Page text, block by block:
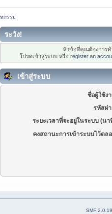
กรรม
ระวัง!
หัวข้อที่คุณต้องการ
โปรดเข้าสู่ระบบ หรือ register an
เข้าสู่ระบบ
ชื่อผู้ใช้ง
รหัสผ่
ระยะเวลาที่จะอยู่ในระบบ (นา
คงสถานะการเข้าระบบไว้ตล
SMF 2.0.19